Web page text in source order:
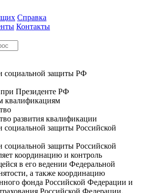
Справка
Контакты
социальной защиты РФ
Президенте РФ
квалификациям
развития квалификации
социальной защиты Российской
социальной защиты Российской
координацию и контроль
в его ведении Федеральной
а также координацию
фонда Российской Федерации и
Российской Федерации.